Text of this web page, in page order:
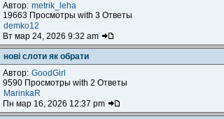
Автор: metrik_leha
19663 Просмотры with 3 Ответы
demko12
Вт мар 24, 2026 9:32 am
нові слоти як обрати
Автор: GoodGirl
9590 Просмотры with 2 Ответы
MarinkaR
Пн мар 16, 2026 12:37 pm